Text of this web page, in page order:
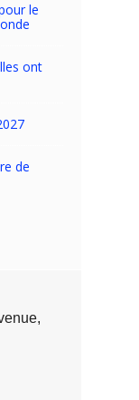
le
ont
de